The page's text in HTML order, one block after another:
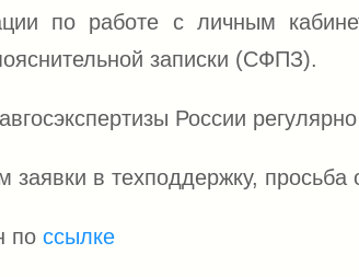
по работе с личным
записки (СФПЗ).
России
заявки в техподдержку,
по ссылке